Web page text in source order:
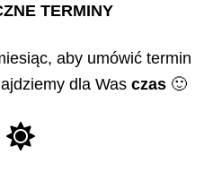
TERMINY
aby umówić termin
dla Was czas🙂